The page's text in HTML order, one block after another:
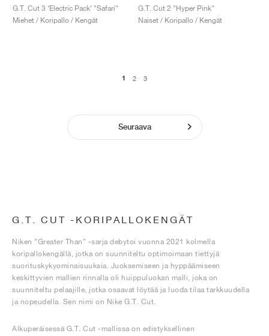
G.T. Cut 3 ‘Electric Pack’ "Safari"
Miehet / Koripallo / Kengät
G.T. Cut 2 "Hyper Pink"
Naiset / Koripallo / Kengät
1 2 3
Seuraava
G.T. CUT -KORIPALLOKENGÄT
Niken ”Greater Than” -sarja debytoi vuonna 2021 kolmella
koripallokengällä, jotka on suunniteltu optimoimaan tiettyjä
suorituskykyominaisuuksia. Juoksemiseen ja hyppäämiseen
keskittyvien mallien rinnalla oli huippuluokan malli, joka on
suunniteltu pelaajille, jotka osaavat löytää ja luoda tilaa tarkkuudella
ja nopeudella. Sen nimi on Nike G.T. Cut.
Alkuperäisessä G.T. Cut -mallissa on edistyksellinen